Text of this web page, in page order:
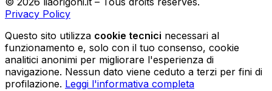
Privacy Policy
Questo sito utilizza cookie tecnici necessari al
funzionamento e, solo con il tuo consenso, cookie
analitici anonimi per migliorare l'esperienza di
navigazione. Nessun dato viene ceduto a terzi per fini di
profilazione. Leggi l'informativa completa